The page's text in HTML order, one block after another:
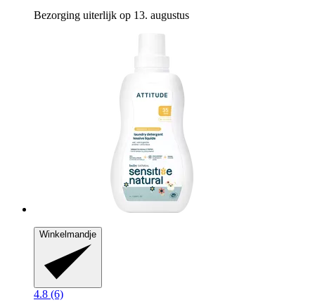
Bezorging uiterlijk op 13. augustus
Winkelmandje
4.8 (6)